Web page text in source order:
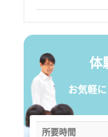
体
お気軽
所要時間